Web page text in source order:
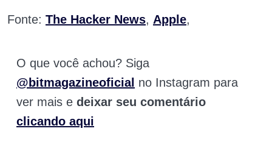
Fonte: The Hacker News, Apple,
O que você achou? Siga
@bitmagazineoficial no Instagram para
ver mais e deixar seu comentário
clicando aqui